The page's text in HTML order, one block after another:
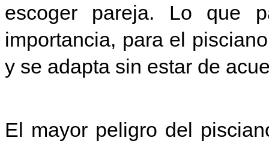
escoger pareja. Lo que
importancia, para el
y se adapta sin estar de
El mayor peligro del